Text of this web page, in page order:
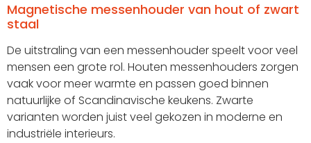
Magnetische messenhouder van hout of zwart
staal
De uitstraling van een messenhouder speelt voor veel
mensen een grote rol. Houten messenhouders zorgen
vaak voor meer warmte en passen goed binnen
natuurlijke of Scandinavische keukens. Zwarte
varianten worden juist veel gekozen in moderne en
industriële interieurs.